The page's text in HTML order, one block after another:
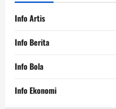
Info Artis
Info Berita
Info Bola
Info Ekonomi